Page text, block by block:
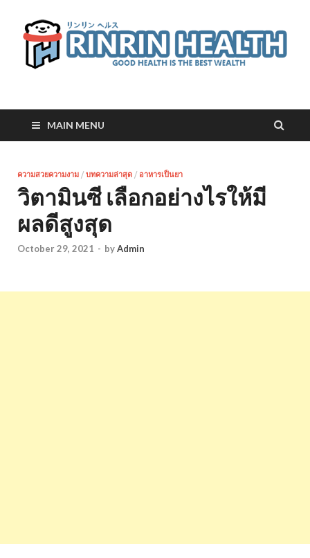
RinRin Health
MAIN MENU
ความสวยความงาม / บทความล่าสุด / อาหารเป็นยา
วิตามินซี เลือกอย่างไรให้มี
ผลดีสูงสุด
October 29, 2021 - byAdmin